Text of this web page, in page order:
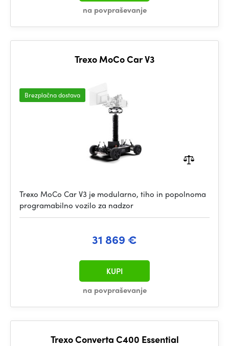
na povpraševanje
Trexo MoCo Car V3
Brezplačna dostava
Trexo MoCo Car V3 je modularno, tiho in popolnoma
programabilno vozilo za nadzor
31 869 €
na povpraševanje
KUPI
Trexo Converta C400 Essential